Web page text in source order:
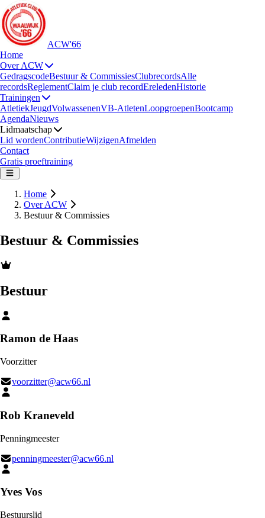
ACW'66
Home
Over ACW
GedragscodeBestuur & CommissiesClubrecordsAlle
recordsReglementClaim je club recordEreledenHistorie
Trainingen
AtletiekJeugdVolwassenenVB-AtletenLoopgroepenBootcamp
AgendaNieuws
Lidmaatschap
Lid wordenContributieWijzigenAfmelden
Contact
Gratis proeftraining
Home
Over ACW
Bestuur & Commissies
Bestuur & Commissies
Bestuur
Ramon de Haas
Voorzitter
voorzitter@acw66.nl
Rob Kraneveld
Penningmeester
penningmeester@acw66.nl
Yves Vos
Bestuurslid